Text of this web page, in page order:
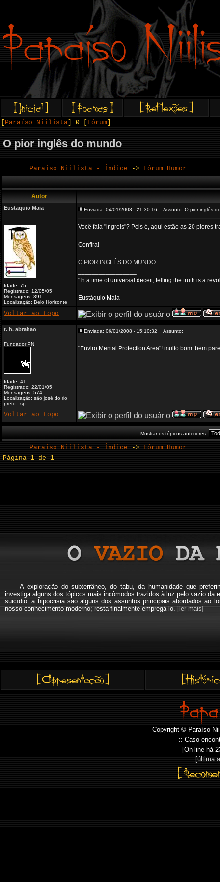
Paraíso Niilista ] Ø [ Fórum
O pior inglês do mundo
Paraíso Niilista - Índice -> Fórum Humor
Autor
Eustaquio Maia
Idade: 75
Registrado: 12/05/05
Mensagens: 391
Localização: Belo Horizonte
Enviada: 04/01/2008 - 21:30:16 Assunto: O pior inglês
Você fala "ingreis"? Pois é, aqui estão as 20 piores
Confira!
O PIOR INGLÊS DO MUNDO
"In a time of universal deceit, telling the truth is a
Eustáquio Maia
Voltar ao topo
t. h. abrahao
Fundador PN
Idade: 41
Registrado: 22/01/05
Mensagens: 574
Localização: são josé do rio
preto - sp
Enviada: 06/01/2008 - 15:10:32 Assunto:
"Enviro Mental Protection Area"! muito bom. bem
Voltar ao topo
Mostrar os tópicos anteriores:
Paraíso Niilista - Índice -> Fórum Humor
Página1 de1
A exploração do subterrâneo, do tabu, da humanidade que
investiga alguns dos tópicos mais incômodos trazidos à luz pelo vazio da
suicídio, a hipocrisia são alguns dos assuntos principais abordados ao
nosso conhecimento moderno; resta finalmente empregá-lo. [ler mais]
Copyright © Paraíso
:: Caso
[On-line há
[última